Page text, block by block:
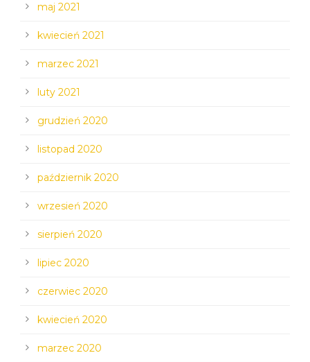
maj 2021
kwiecień 2021
marzec 2021
luty 2021
grudzień 2020
listopad 2020
październik 2020
wrzesień 2020
sierpień 2020
lipiec 2020
czerwiec 2020
kwiecień 2020
marzec 2020